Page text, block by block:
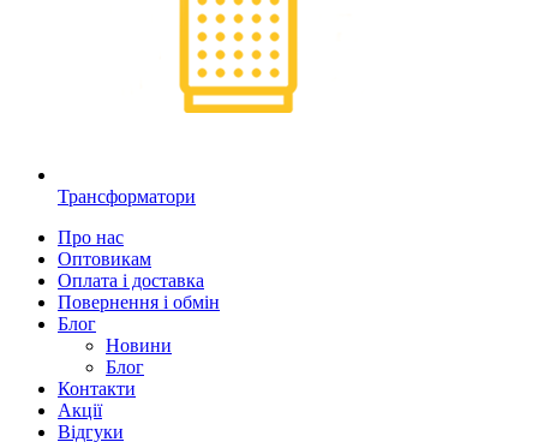
Трансформатори
Про нас
Оптовикам
Оплата і доставка
Повернення і обмін
Блог
Новини
Блог
Контакти
Акції
Відгуки